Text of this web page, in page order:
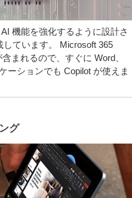
機能を強化するように設計さ
ています。 Microsoft 365
まれるので、すぐに Word、
ーションでも Copilot が使えま
グ